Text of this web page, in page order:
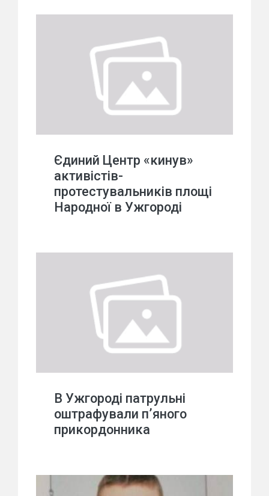
Єдиний Центр «кинув»
активістів-
протестувальників площі
Народної в Ужгороді
В Ужгороді патрульні
оштрафували п’яного
прикордонника